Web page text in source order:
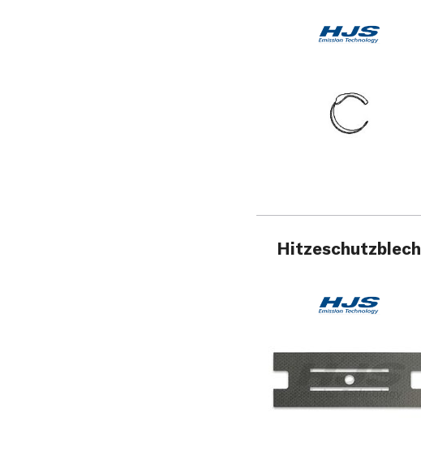
Hitzeschutzblech